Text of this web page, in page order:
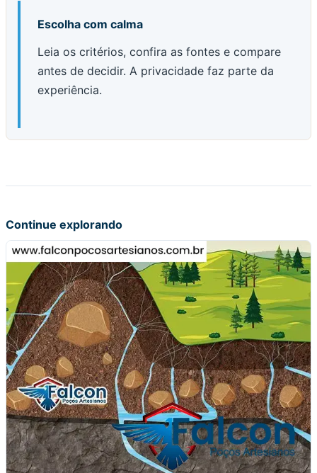
Escolha com calma
Leia os critérios, confira as fontes e compare
antes de decidir. A privacidade faz parte da
experiência.
Continue explorando